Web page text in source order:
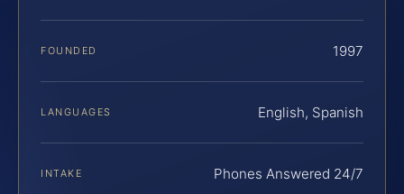
FOUNDED 1997
LANGUAGES English, Spanish
INTAKE Phones Answered 24/7